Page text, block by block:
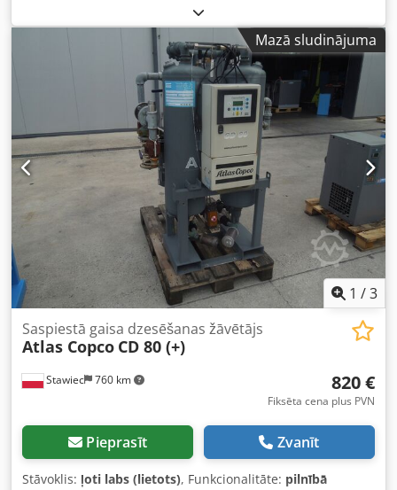
ATLAS COPCO XAHS237 ar galējā dzesētāja bloku, pēc
pilnas apkopes. Dkedezna U Ijpfx Akmjr Tehniskie dati:
jauda 14,20 m³/min; darba spiediens 12 bāri; ražošanas
gads 2008; dzinējs CAT6.6; nobraukums 2969 stundas.
Kompresors ir pilnībā darba kārtībā, gatavs darbam, tiek
piedāvāta garantija. Netto cena: 95500 PLN Bruto cena:
117465 PLN Iekārta ir atvesta ideālā stāvoklī. Zemāk ir
sniegtas saites uz video.
Mazā sludinājuma
1 /3
Stawiec 760 km
Saspiestā gaisa dzesēšanas žāvētājs
Atlas Copco CD 80 (+)
820 €
Fiksēta cena plus PVN
Pieprasīt Zvanīt
Stāvoklis: ļoti labs (lietots), Funkcionalitāte: pilnībā